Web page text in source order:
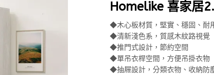
Homelike 喜家居
◆木心板材質，堅實、穩固、耐
◆清新淺色系，質感木紋路視覺
◆推門式設計，節約空間
◆單吊衣桿空間，方便吊掛衣物
◆抽屜設計，分類衣物、收納防